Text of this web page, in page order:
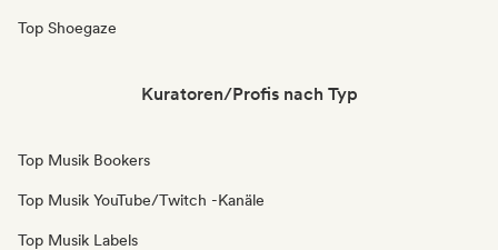
Top Shoegaze
Kuratoren/Profis nach Typ
Top Musik Bookers
Top Musik YouTube/Twitch -Kanäle
Top Musik Labels